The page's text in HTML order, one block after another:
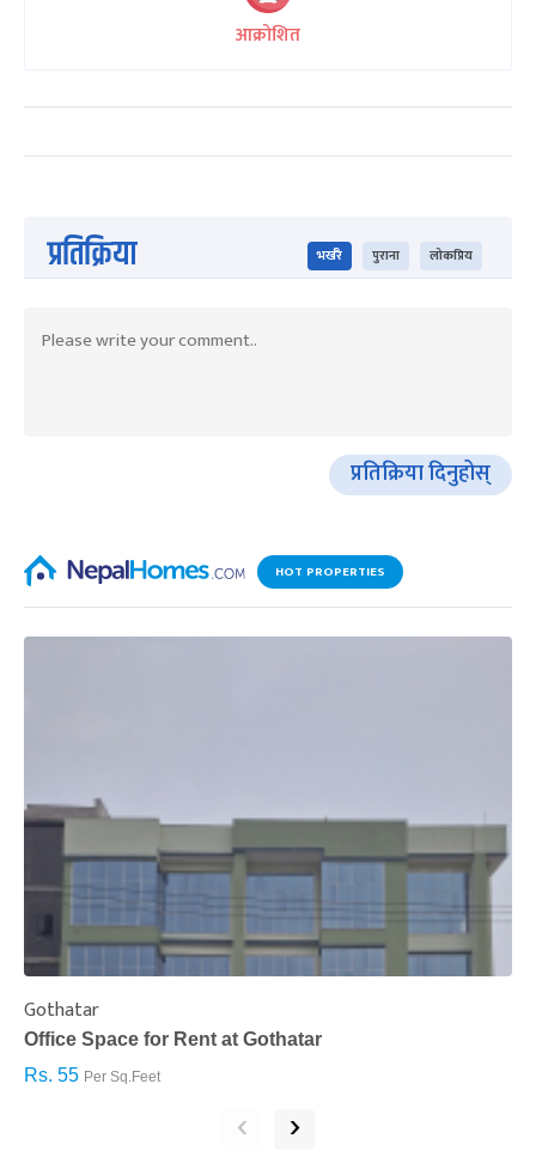
आक्रोशित
प्रतिक्रिया भर्खरै पुराना लोकप्रिय
प्रतिक्रिया दिनुहोस्
HOT PROPERTIES
Gothatar
Office Space for Rent at Gothatar
Rs. 55 Per Sq.Feet
‹ ›